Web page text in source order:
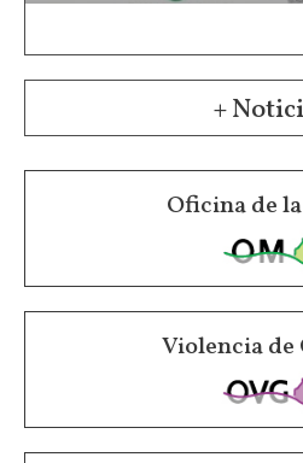
+
Oficina de
Violencia de